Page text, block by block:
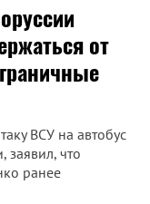
от
ВСУ на автобус
заявил, что
ранее